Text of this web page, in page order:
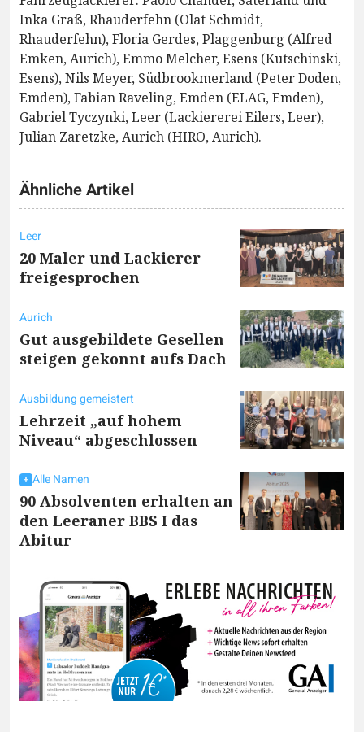
Inka Graß, Rhauderfehn (Olat Schmidt,
Rhauderfehn), Floria Gerdes, Plaggenburg (Alfred
Emken, Aurich), Emmo Melcher, Esens (Kutschinski,
Esens), Nils Meyer, Südbrookmerland (Peter Doden,
Emden), Fabian Raveling, Emden (ELAG, Emden),
Gabriel Tyczynki, Leer (Lackiererei Eilers, Leer),
Julian Zaretzke, Aurich (HIRO, Aurich).
Ähnliche Artikel
Leer
20 Maler und Lackierer
freigesprochen
Aurich
Gut ausgebildete Gesellen
steigen gekonnt aufs Dach
Ausbildung gemeistert
Lehrzeit „auf hohem
Niveau“ abgeschlossen
Alle Namen
90 Absolventen erhalten an
den Leeraner BBS I das
Abitur